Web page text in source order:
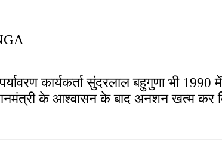
कार्यकर्ता सुंदरलाल बहुगुणा भी
के आश्वासन के बाद अनशन खत्म कर